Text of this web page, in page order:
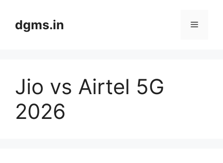
contentdgms.in Menu
Jio vs Airtel 5G
2026